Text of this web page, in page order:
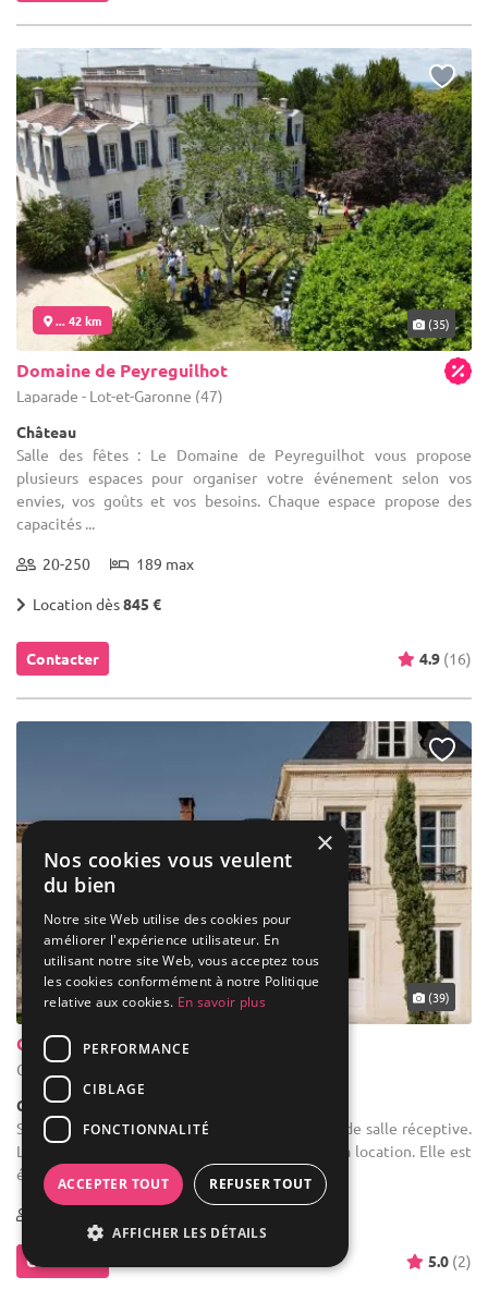
... 42 km (35)
Domaine de Peyreguilhot
Laparade - Lot-et-Garonne (47)
Château
Salle des fêtes : Le Domaine de Peyreguilhot vous propose
plusieurs espaces pour organiser votre événement selon vos
envies, vos goûts et vos besoins. Chaque espace propose des
capacités ...
20-250 189 max
Location dès845 €
Contacter 4.9 (16)
... 43 km (39)
Château Grand Arnaud
Carignan-de-Bordeaux - Gironde (33)
Château
Salle des fêtes : Le Château dispose d'une grande salle réceptive.
Le mobilier (chaises et tables) est inclus dans la location. Elle est
équipée de tout le matériel sonore et lumineux.
Contacter 5.0 (2)
×
Nos cookies vous veulent
du bien
Notre site Web utilise des cookies pour
améliorer l'expérience utilisateur. En
utilisant notre site Web, vous acceptez tous
les cookies conformément à notre Politique
relative aux cookies. En savoir plus
PERFORMANCE
CIBLAGE
FONCTIONNALITÉ
ACCEPTER TOUT REFUSER TOUT
AFFICHER LES DÉTAILS